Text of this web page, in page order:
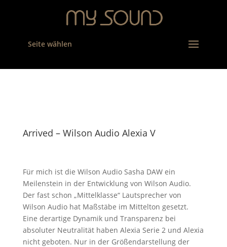
Seite wählen
Arrived – Wilson Audio Alexia V
Für mich ist die Wilson Audio Sasha DAW ein
Meilenstein in der Entwicklung von Wilson Audio.
Der fast schon „Mittelklasse“ Lautsprecher von
Wilson Audio hat Maßstäbe im Mittelton gesetzt.
Eine derartige Dynamik und Transparenz bei
absoluter Neutralität haben Alexia Serie 2 und Alexia
nicht geboten. Nur in der Größendarstellung der